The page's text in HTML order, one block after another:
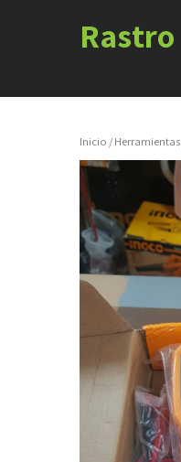
Rastro
Inicio /Herramientas